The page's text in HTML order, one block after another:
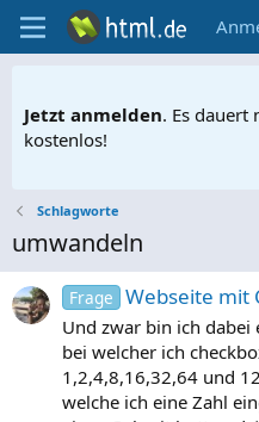
Jetzt anmelden. Es
kostenlos!
Schlagworte
umwandeln
Frage Webseite mit
Und zwar bin ich dabei
bei welcher ich
1,2,4,8,16,32,64 und
welche ich eine Zahl